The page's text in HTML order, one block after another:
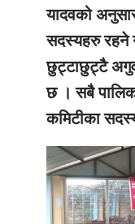
यादवको
सदस्यहरु रहने
छुट्टाछुट्टै
छ । सबै
कमिटीका